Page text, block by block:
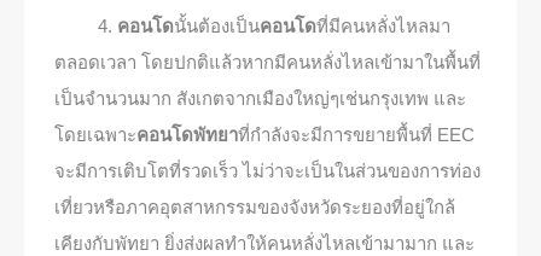
4. คอนโดนั้นต้องเป็นคอนโดที่มีคนหลั่งไหลมา
ตลอดเวลา โดยปกติแล้วหากมีคนหลั่งไหลเข้ามาในพื้นที่
เป็นจำนวนมาก สังเกตจากเมืองใหญ่ๆเช่นกรุงเทพ และ
โดยเฉพาะคอนโดพัทยาที่กำลังจะมีการขยายพื้นที่ EEC
จะมีการเติบโตที่รวดเร็ว ไม่ว่าจะเป็นในส่วนของการท่อง
เที่ยวหรือภาคอุตสาหกรรมของจังหวัดระยองที่อยู่ใกล้
เคียงกับพัทยา ยิ่งส่งผลทำให้คนหลั่งไหลเข้ามามาก และ